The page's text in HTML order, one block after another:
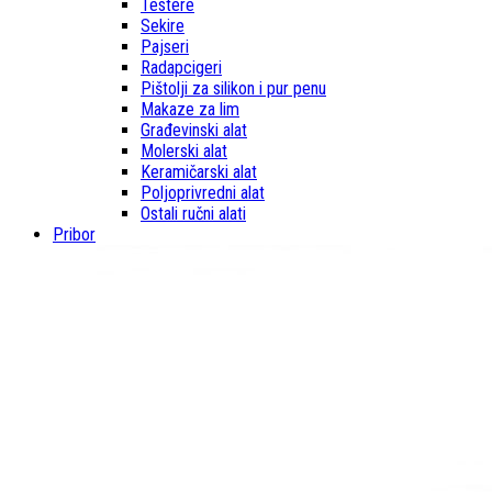
Testere
Sekire
Pajseri
Radapcigeri
Pištolji za silikon i pur penu
Makaze za lim
Građevinski alat
Molerski alat
Keramičarski alat
Poljoprivredni alat
Ostali ručni alati
Pribor